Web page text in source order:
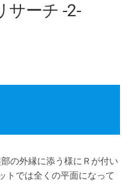
サーチ -2-
の外縁に添う様にＲが付い
トでは全くの平面になって